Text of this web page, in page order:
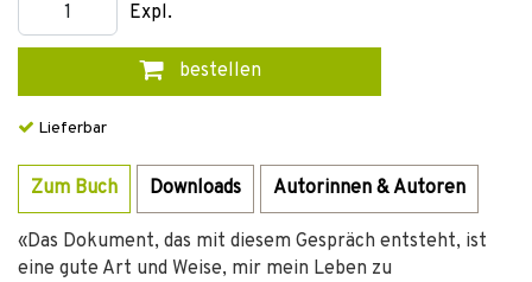
Expl.
bestellen
Lieferbar
Zum Buch Downloads Autorinnen & Autoren
«Das Dokument, das mit diesem Gespräch entsteht, ist
eine gute Art und Weise, mir mein Leben zu